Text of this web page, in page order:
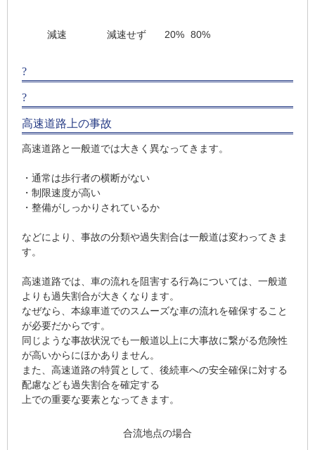
減速 減速せず 20% 80%
?
?
高速道路上の事故
高速道路と一般道では大きく異なってきます。
・通常は歩行者の横断がない
・制限速度が高い
・整備がしっかりされているか
などにより、事故の分類や過失割合は一般道は変わってきま
す。
高速道路では、車の流れを阻害する行為については、一般道
よりも過失割合が大きくなります。
なぜなら、本線車道でのスムーズな車の流れを確保すること
が必要だからです。
同じような事故状況でも一般道以上に大事故に繋がる危険性
が高いからにほかありません。
また、高速道路の特質として、後続車への安全確保に対する
配慮なども過失割合を確定する
上での重要な要素となってきます。
合流地点の場合